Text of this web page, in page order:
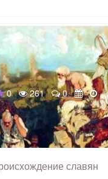
0 261 0
славян